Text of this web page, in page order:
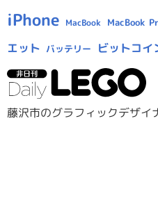
iPhone MacBook MacBook
エット バッテリー ビットコイ
藤沢市のグラフィックデザイ